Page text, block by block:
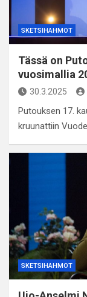
SKETSIHAHMOT
Tässä on
vuosimallia
30.3.2025
Putouksen 17.
kruunattiin
SKETSIHAHMOT